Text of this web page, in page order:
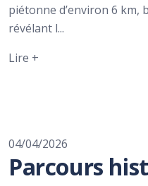
piétonne d’environ 6 km,
révélant l...
Lire +
04/04/2026
Parcours